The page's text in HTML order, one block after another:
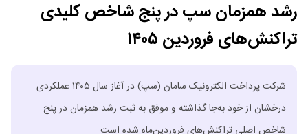
رشد همزمان سپ در پنج شاخص کلیدی
تراکنش‌های فروردین ۱۴۰۵
شرکت پرداخت الکترونیک سامان (سپ) در آغاز سال ۱۴۰۵ عملکردی
درخشان از خود به‌جا گذاشته و موفق به ثبت رشد همزمان در پنج
شاخص اصلی تراکنش‌های فروردین‌ماه شده است.